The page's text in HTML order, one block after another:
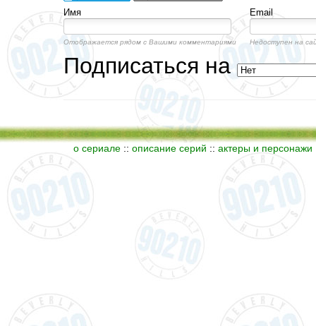
Имя Email
Отображается рядом с Вашими комментариями Недоступен на
Подписаться на
о сериале:: описание серий :: актеры и персонажи